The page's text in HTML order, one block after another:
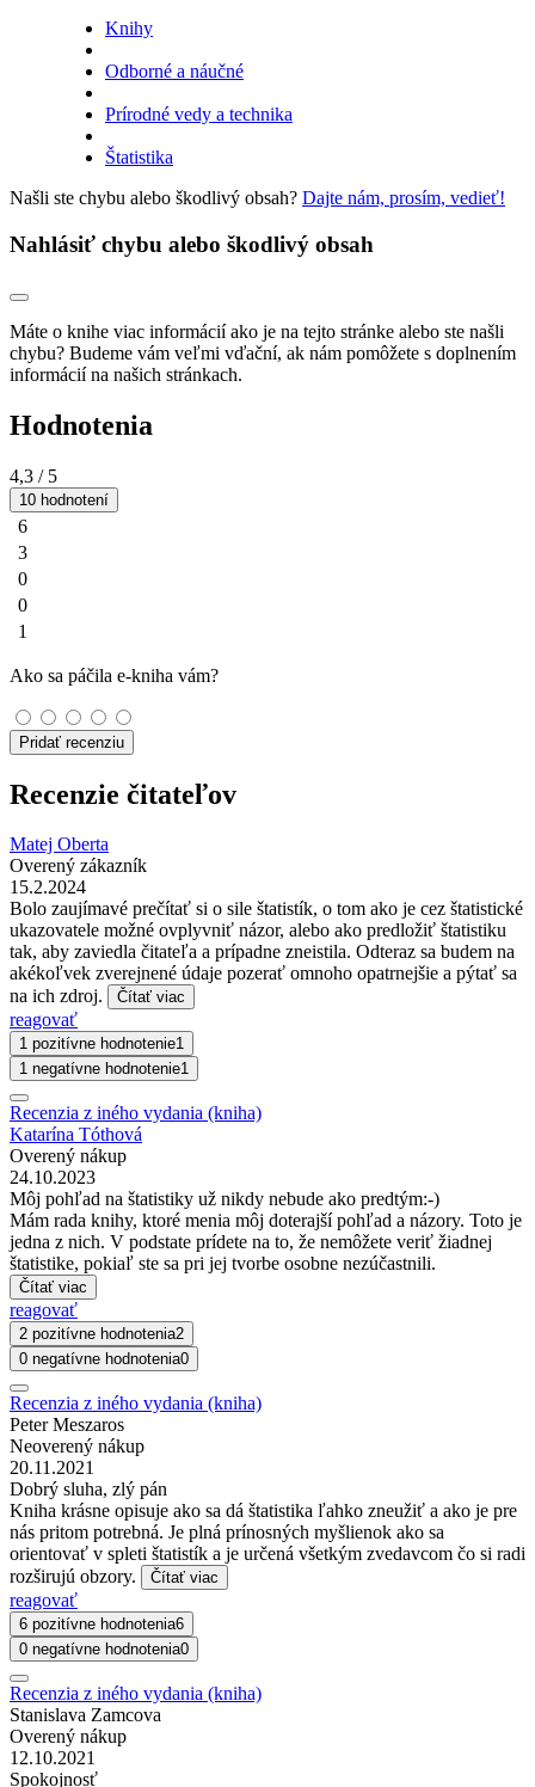
Knihy
Odborné a náučné
Prírodné vedy a technika
Štatistika
Našli ste chybu alebo škodlivý obsah? Dajte nám, prosím, vedieť!
Nahlásiť chybu alebo škodlivý obsah
Máte o knihe viac informácií ako je na tejto stránke alebo ste našli
chybu? Budeme vám veľmi vďační, ak nám pomôžete s doplnením
informácií na našich stránkach.
Hodnotenia
4,3 / 5
10 hodnotení
6
3
0
0
1
Ako sa páčila e-kniha vám?
Pridať recenziu
Recenzie čitateľov
Matej Oberta
Overený zákazník
15.2.2024
Bolo zaujímavé prečítať si o sile štatistík, o tom ako je cez štatistické
ukazovatele možné ovplyvniť názor, alebo ako predložiť štatistiku
tak, aby zaviedla čitateľa a prípadne zneistila. Odteraz sa budem na
akékoľvek zverejnené údaje pozerať omnoho opatrnejšie a pýtať sa
na ich zdroj.
Čítať viac
reagovať
1 pozitívne hodnotenie1
1 negatívne hodnotenie1
Recenzia z iného vydania (kniha)
Katarína Tóthová
Overený nákup
24.10.2023
Môj pohľad na štatistiky už nikdy nebude ako predtým:-)
Mám rada knihy, ktoré menia môj doterajší pohľad a názory. Toto je
jedna z nich. V podstate prídete na to, že nemôžete veriť žiadnej
štatistike, pokiaľ ste sa pri jej tvorbe osobne nezúčastnili.
Čítať viac
reagovať
2 pozitívne hodnotenia2
0 negatívne hodnotenia0
Recenzia z iného vydania (kniha)
Peter Meszaros
Neoverený nákup
20.11.2021
Dobrý sluha, zlý pán
Kniha krásne opisuje ako sa dá štatistika ľahko zneužiť a ako je pre
nás pritom potrebná. Je plná prínosných myšlienok ako sa
orientovať v spleti štatistík a je určená všetkým zvedavcom čo si radi
rozširujú obzory.
Čítať viac
reagovať
6 pozitívne hodnotenia6
0 negatívne hodnotenia0
Recenzia z iného vydania (kniha)
Stanislava Zamcova
Overený nákup
12.10.2021
Spokojnosť